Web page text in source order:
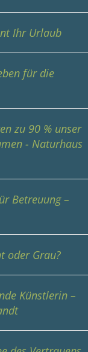
Ihr Urlaub
für die
zu 90 % unser
- Naturhaus
Betreuung –
oder Grau?
Künstlerin –